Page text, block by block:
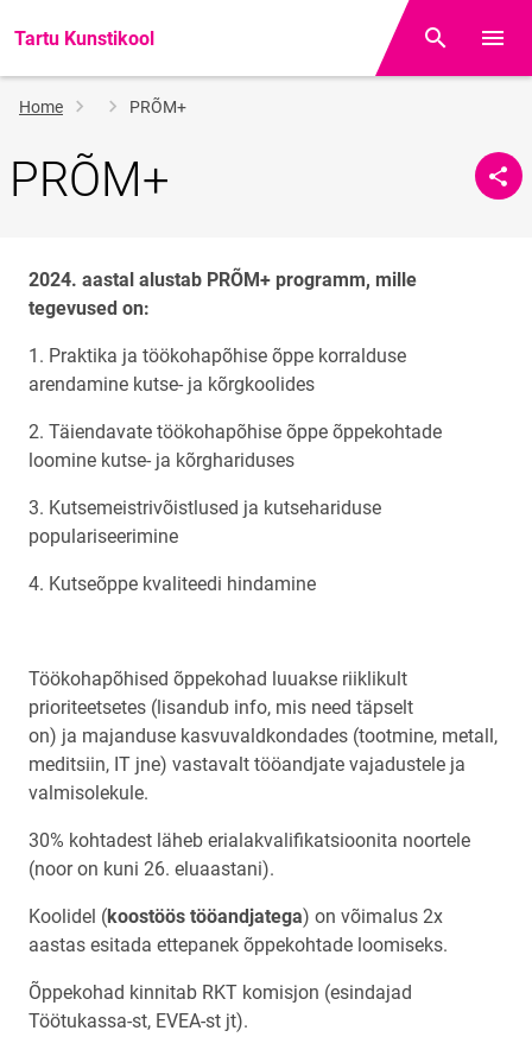
Tartu Kunstikool Otsing
Breadcrumb
Home PRÕM+
PRÕM+
2024. aastal alustab PRÕM+ programm, mille
tegevused on:
1. Praktika ja töökohapõhise õppe korralduse
arendamine kutse- ja kõrgkoolides
2. Täiendavate töökohapõhise õppe õppekohtade
loomine kutse- ja kõrghariduses
3. Kutsemeistrivõistlused ja kutsehariduse
populariseerimine
4. Kutseõppe kvaliteedi hindamine
Töökohapõhised õppekohad luuakse riiklikult
prioriteetsetes (lisandub info, mis need täpselt
on) ja majanduse kasvuvaldkondades (tootmine, metall,
meditsiin, IT jne) vastavalt tööandjate vajadustele ja
valmisolekule.
30% kohtadest läheb erialakvalifikatsioonita noortele
(noor on kuni 26. eluaastani).
Koolidel (koostöös tööandjatega) on võimalus 2x
aastas esitada ettepanek õppekohtade loomiseks.
Õppekohad kinnitab RKT komisjon (esindajad
Töötukassa-st, EVEA-st jt).